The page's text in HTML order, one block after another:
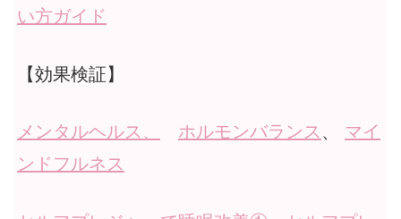
い方ガイド
【効果検証】
メンタルヘルス、 ホルモンバランス、 マイ
ンドフルネス